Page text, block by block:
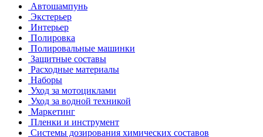
Автошампунь
Экстерьер
Интерьер
Полировка
Полировальные машинки
Защитные составы
Расходные материалы
Наборы
Уход за мотоциклами
Уход за водной техникой
Маркетинг
Пленки и инструмент
Системы дозирования химических составов